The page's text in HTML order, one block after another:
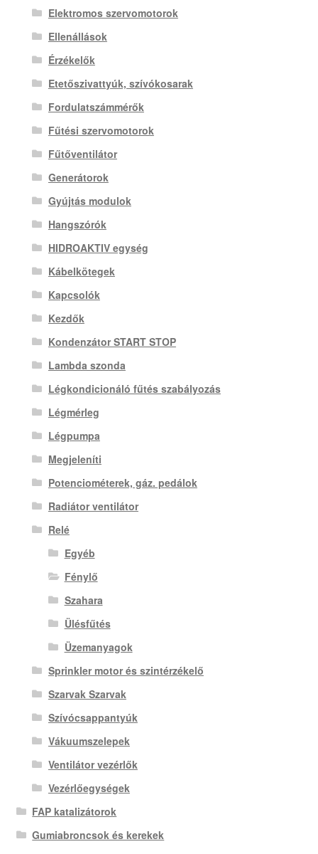
Elektromos szervomotorok
Ellenállások
Érzékelők
Etetőszivattyúk, szívókosarak
Fordulatszámmérők
Fűtési szervomotorok
Fűtőventilátor
Generátorok
Gyújtás modulok
Hangszórók
HIDROAKTIV egység
Kábelkötegek
Kapcsolók
Kezdők
Kondenzátor START STOP
Lambda szonda
Légkondicionáló fűtés szabályozás
Légmérleg
Légpumpa
Megjeleníti
Potenciométerek, gáz. pedálok
Radiátor ventilátor
Relé
Egyéb
Fénylő
Szahara
Ülésfűtés
Üzemanyagok
Sprinkler motor és szintérzékelő
Szarvak Szarvak
Szívócsappantyúk
Vákuumszelepek
Ventilátor vezérlők
Vezérlőegységek
FAP katalizátorok
Gumiabroncsok és kerekek